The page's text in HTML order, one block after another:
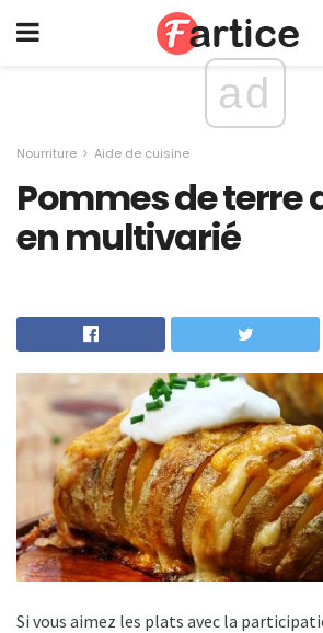
ad
Nourriture Aide de cuisine
Pommes de terre
en multivarié
Si vous aimez les plats avec la